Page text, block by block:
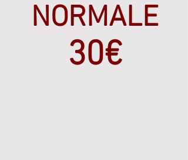
NORMALE
30€